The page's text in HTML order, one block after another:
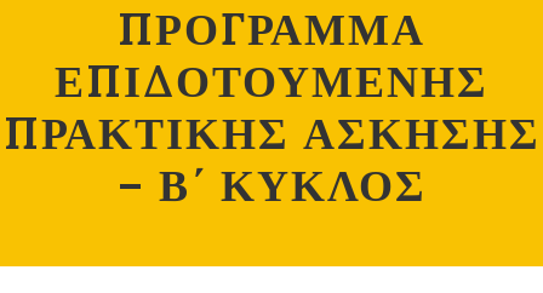
ΠΡΟΓΡΑΜΜΑ
ΕΠΙΔΟΤΟΥΜΕΝΗΣ
ΠΡΑΚΤΙΚΗΣ ΑΣΚΗΣΗΣ
– Β΄ ΚΥΚΛΟΣ